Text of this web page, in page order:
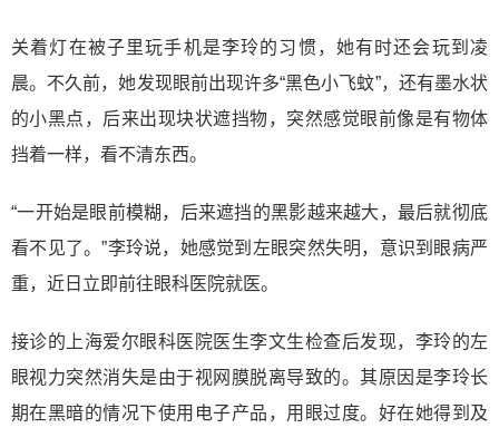
关着灯在被子里玩手机是李玲的习惯，她有时还会玩到凌
晨。不久前，她发现眼前出现许多“黑色小飞蚊”，还有墨水状
的小黑点，后来出现块状遮挡物，突然感觉眼前像是有物体
挡着一样，看不清东西。
“一开始是眼前模糊，后来遮挡的黑影越来越大，最后就彻底
看不见了。”李玲说，她感觉到左眼突然失明，意识到眼病严
重，近日立即前往眼科医院就医。
接诊的上海爱尔眼科医院医生李文生检查后发现，李玲的左
眼视力突然消失是由于视网膜脱离导致的。其原因是李玲长
期在黑暗的情况下使用电子产品，用眼过度。好在她得到及